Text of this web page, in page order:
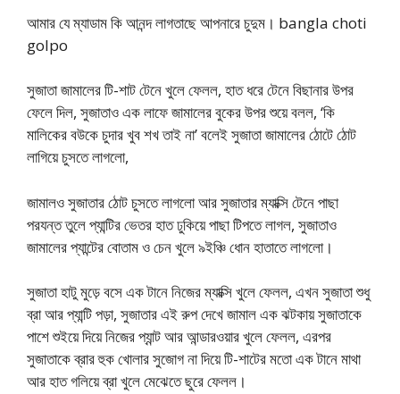
আমার যে ম্যাডাম কি আনন্দ লাগতাছে আপনারে চুদুম। bangla choti
golpo
সুজাতা জামালের টি-শাট টেনে খুলে ফেলল, হাত ধরে টেনে বিছানার উপর
ফেলে দিল, সুজাতাও এক লাফে জামালের বুকের উপর শুয়ে বলল, ‘কি
মালিকের বউকে চুদার খুব শখ তাই না’ বলেই সুজাতা জামালের ঠোটে ঠোট
লাগিয়ে চুসতে লাগলো,
জামালও সুজাতার ঠোট চুসতে লাগলো আর সুজাতার ম্যাক্সি টেনে পাছা
পরযন্ত তুলে প্যান্টির ভেতর হাত ঢুকিয়ে পাছা টিপতে লাগল, সুজাতাও
জামালের প্যান্টের বোতাম ও চেন খুলে ৯ইঞ্চি ধোন হাতাতে লাগলো।
সুজাতা হাটু মুড়ে বসে এক টানে নিজের ম্যাক্সি খুলে ফেলল, এখন সুজাতা শুধু
ব্রা আর প্যান্টি পড়া, সুজাতার এই রুপ দেখে জামাল এক ঝটকায় সুজাতাকে
পাশে শুইয়ে দিয়ে নিজের প্যান্ট আর আন্ডারওয়ার খুলে ফেলল, এরপর
সুজাতাকে ব্রার হুক খোলার সুজোগ না দিয়ে টি-শাটের মতো এক টানে মাথা
আর হাত গলিয়ে ব্রা খুলে মেঝেতে ছুরে ফেলল।